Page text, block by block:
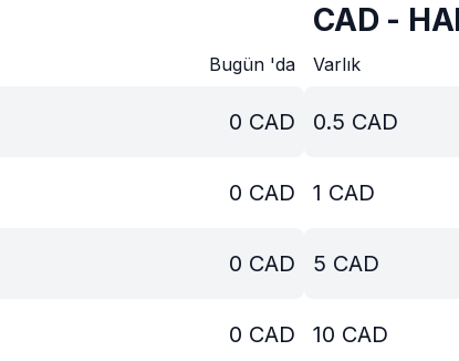
Bugün 'da
0 CAD
0 CAD
0 CAD
0 CAD
CAD -
Varlık
0.5 CAD
1 CAD
5 CAD
10 CAD